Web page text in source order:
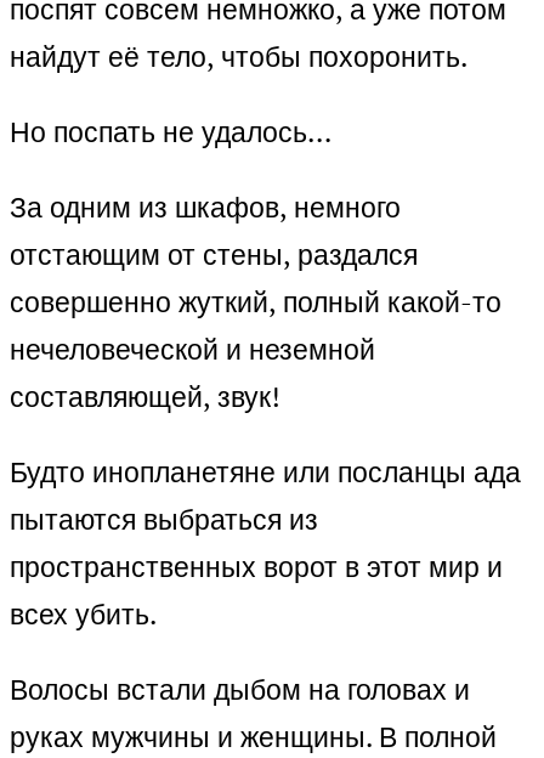
поспят совсем немножко, а уже потом
найдут её тело, чтобы похоронить.
Но поспать не удалось…
За одним из шкафов, немного
отстающим от стены, раздался
совершенно жуткий, полный какой-то
нечеловеческой и неземной
составляющей, звук!
Будто инопланетяне или посланцы ада
пытаются выбраться из
пространственных ворот в этот мир и
всех убить.
Волосы встали дыбом на головах и
руках мужчины и женщины. В полной